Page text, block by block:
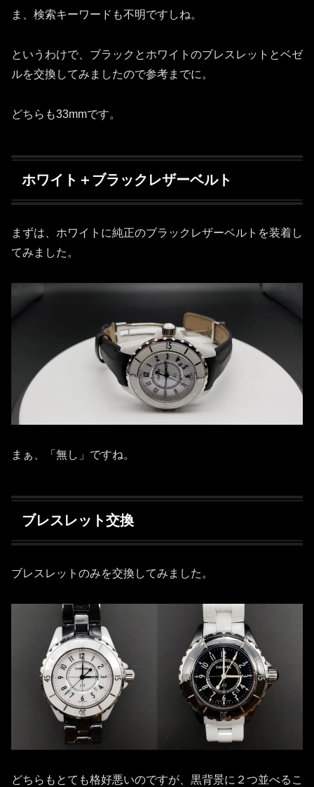
ま、検索キーワードも不明ですしね。
というわけで、ブラックとホワイトのブレスレットとベゼ
ルを交換してみましたので参考までに。
どちらも33mmです。
ホワイト＋ブラックレザーベルト
まずは、ホワイトに純正のブラックレザーベルトを装着し
てみました。
まぁ、「無し」ですね。
ブレスレット交換
ブレスレットのみを交換してみました。
どちらもとても格好悪いのですが、黒背景に２つ並べるこ